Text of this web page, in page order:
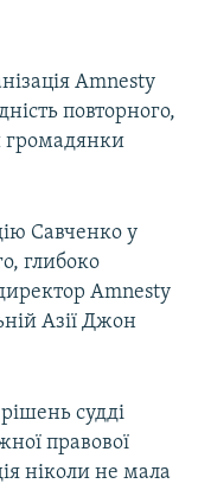
Amnesty
повторного,
громадянки
Савченко у
глибоко
Amnesty
Азії Джон
судді
правової
ніколи не мала